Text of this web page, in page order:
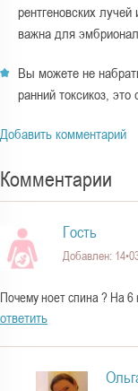
рентгеновских
важна для
Вы можете не
ранний токсикоз,
Добавить комментарий
Комментарии
Гость
Добавлен:
Почему ноет спина ? На 6
ответить